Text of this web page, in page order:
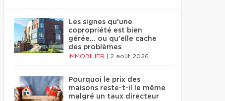
Les signes qu'une
copropriété est bien
gérée… ou qu'elle cache
des problèmes
IMMOBILIER 2 août 2026
Pourquoi le prix des
maisons reste-t-il le même
malgré un taux directeur